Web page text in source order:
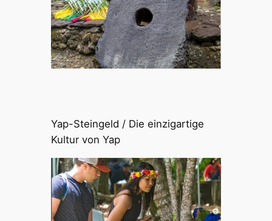
Yap-Steingeld / Die einzigartige
Kultur von Yap